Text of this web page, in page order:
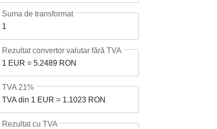
1
Suma de transformat
1 EUR = 5.2489 RON
Rezultat convertor valutar fără TVA
TVA din 1 EUR = 1.1023 RON
TVA 21%
Rezultat cu TVA